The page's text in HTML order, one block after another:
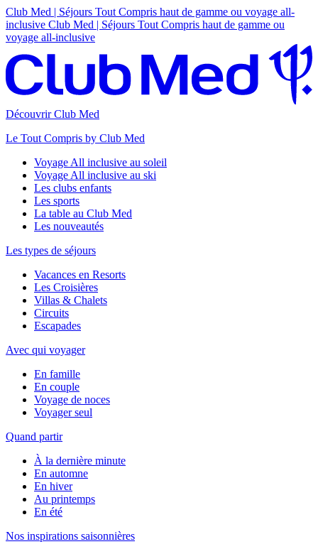
Club Med | Séjours Tout Compris haut de gamme ou voyage all-
inclusive Club Med | Séjours Tout Compris haut de gamme ou
voyage all-inclusive
Découvrir Club Med
Le Tout Compris by Club Med
Voyage All inclusive au soleil
Voyage All inclusive au ski
Les clubs enfants
Les sports
La table au Club Med
Les nouveautés
Les types de séjours
Vacances en Resorts
Les Croisières
Villas & Chalets
Circuits
Escapades
Avec qui voyager
En famille
En couple
Voyage de noces
Voyager seul
Quand partir
À la dernière minute
En automne
En hiver
Au printemps
En été
Nos inspirations saisonnières